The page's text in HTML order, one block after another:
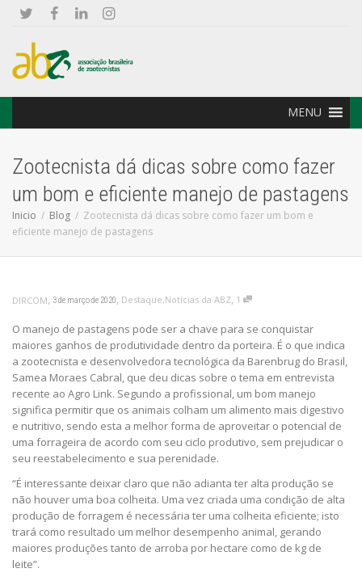
MENU
Zootecnista dá dicas sobre como fazer
um bom e eficiente manejo de pastagens
Inicio Blog
Zootecnista dá dicas sobre como fazer um bom e
eficiente manejo de pastagens
DIRCOM, 3 de março de 2020, Destaque,Notícias da ABZ, 1
O manejo de pastagens pode ser a chave para se conquistar
maiores ganhos de produtividade dentro da porteira. É o que indica
a zootecnista e desenvolvedora tecnológica da Barenbrug do Brasil,
Samea Moraes Cabral, que deu dicas sobre o tema em entrevista
recente ao Agro Link. Segundo a profissional, um bom manejo
significa permitir que os animais colham um alimento mais digestivo
e nutritivo, sendo esta a melhor forma de aproveitar o potencial de
uma forrageira de acordo com seu ciclo produtivo, sem prejudicar o
seu reestabelecimento e sua perenidade.
“É interessante deixar claro que não adianta ter alta produção se
não houver uma boa colheita. Uma vez criada uma condição de alta
produção de forragem é necessária ter uma colheita eficiente; isto
trará como resultado um melhor desempenho animal, gerando
maiores produções tanto de arroba por hectare como de kg de
leite”.